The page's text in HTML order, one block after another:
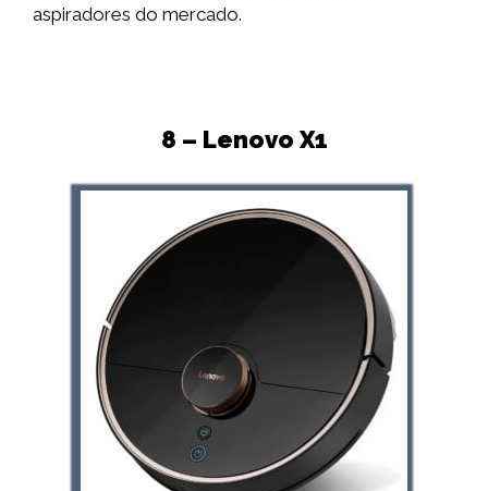
aspiradores do mercado.
8 – Lenovo X1